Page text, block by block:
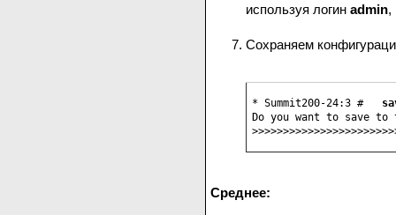
используя логин admin,
Сохраняем
* Summit200-24:3 #
Do you want to save
Среднее: